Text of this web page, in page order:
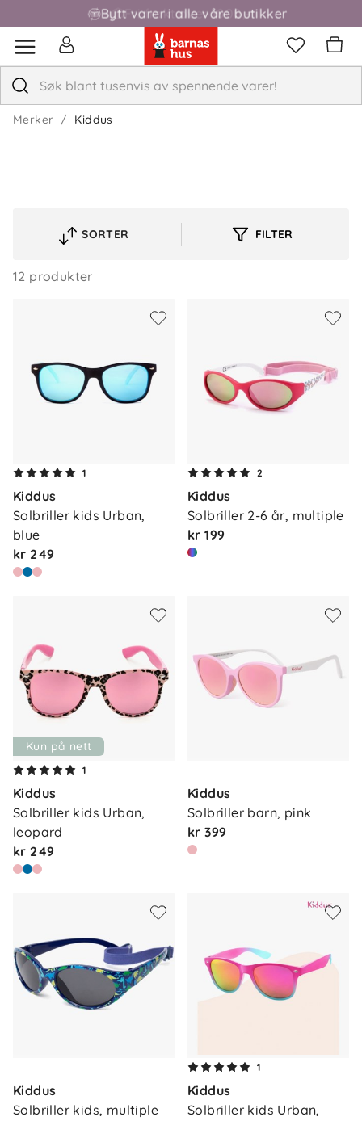
Bytt varer i alle våre butikker
Fri frakt over 1000,-
Merker Kiddus
SORTER FILTER
12 produkter
1
Kiddus
Solbriller kids Urban,
blue
kr 249
2
Kiddus
Solbriller 2-6 år, multiple
kr 199
Kun på nett
1
Kiddus
Solbriller kids Urban,
leopard
kr 249
Kiddus
Solbriller barn, pink
kr 399
Kiddus
Solbriller kids, multiple
1
Kiddus
Solbriller kids Urban,